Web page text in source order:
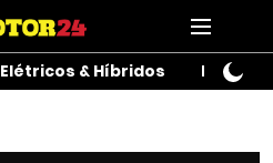
Elétricos & Híbridos Motos